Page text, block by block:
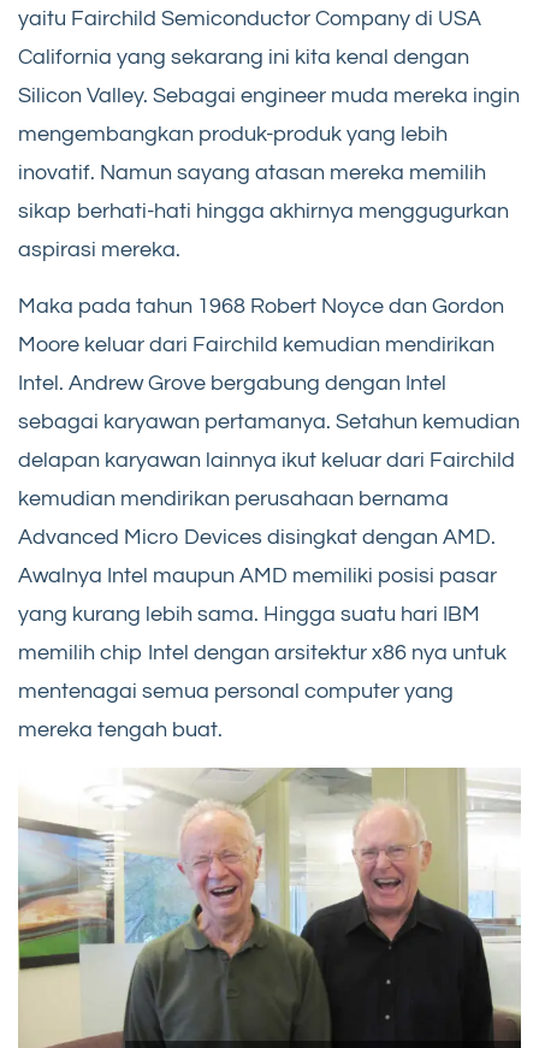
yaitu Fairchild Semiconductor Company di USA
California yang sekarang ini kita kenal dengan
Silicon Valley. Sebagai engineer muda mereka ingin
mengembangkan produk-produk yang lebih
inovatif. Namun sayang atasan mereka memilih
sikap berhati-hati hingga akhirnya menggugurkan
aspirasi mereka.
Maka pada tahun 1968 Robert Noyce dan Gordon
Moore keluar dari Fairchild kemudian mendirikan
Intel. Andrew Grove bergabung dengan Intel
sebagai karyawan pertamanya. Setahun kemudian
delapan karyawan lainnya ikut keluar dari Fairchild
kemudian mendirikan perusahaan bernama
Advanced Micro Devices disingkat dengan AMD.
Awalnya Intel maupun AMD memiliki posisi pasar
yang kurang lebih sama. Hingga suatu hari IBM
memilih chip Intel dengan arsitektur x86 nya untuk
mentenagai semua personal computer yang
mereka tengah buat.